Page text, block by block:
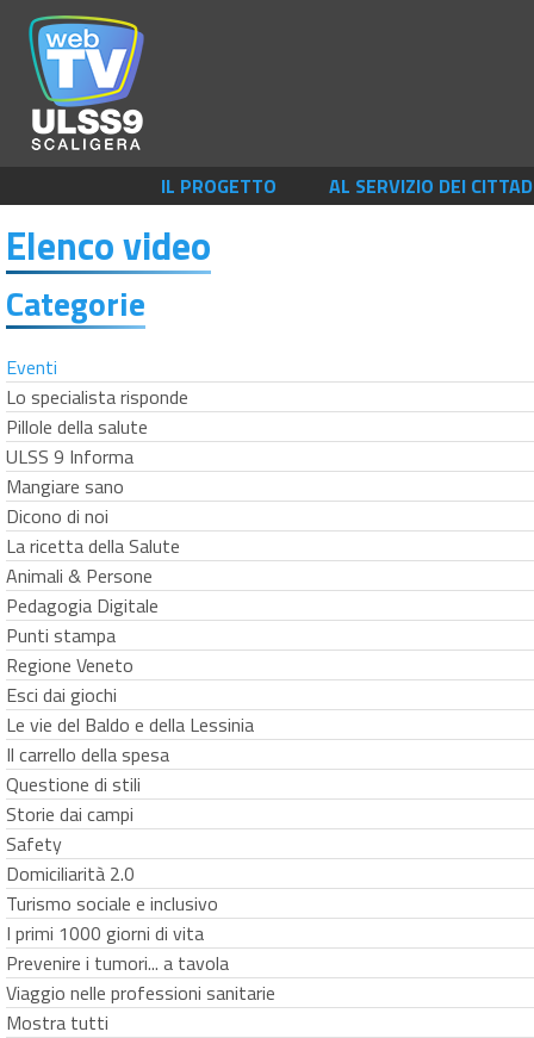
IL PROGETTO AL SERVIZIO DEI
Elenco video
Categorie
Eventi
Lo specialista risponde
Pillole della salute
ULSS 9 Informa
Mangiare sano
Dicono di noi
La ricetta della Salute
Animali & Persone
Pedagogia Digitale
Punti stampa
Regione Veneto
Esci dai giochi
Le vie del Baldo e della Lessinia
Il carrello della spesa
Questione di stili
Storie dai campi
Safety
Domiciliarità 2.0
Turismo sociale e inclusivo
I primi 1000 giorni di vita
Prevenire i tumori... a tavola
Viaggio nelle professioni sanitarie
Mostra tutti